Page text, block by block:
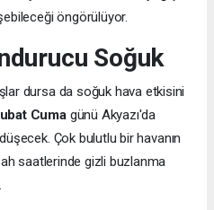
öngörülüyor.
Soğuk
dursa da soğuk hava etkisini
Cumagünü Akyazı'da
Çok bulutlu bir havanın
saatlerinde gizli buzlanma